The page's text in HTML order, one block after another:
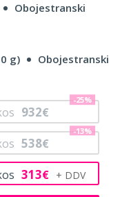
Obojestranski
g)
Obojestranski
313€
538€
-13%
932€
-25%